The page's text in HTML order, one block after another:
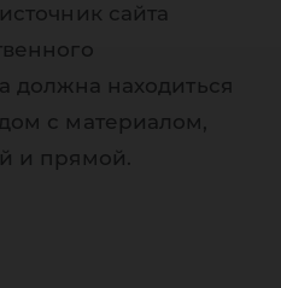
сайта
должна находиться
с материалом,
и прямой.